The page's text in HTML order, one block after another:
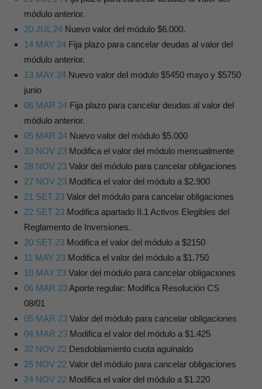
módulo anterior.
20 JUL 24 Nuevo valor del módulo $6.000.
14 MAY 24 Fija plazo para cancelar deudas al valor del
módulo anterior.
13 MAY 24 Nuevo valor del módulo $5450 mayo y $5750
junio
06 MAR 24 Fija plazo para cancelar deudas al valor del
módulo anterior.
05 MAR 24 Nuevo valor del módulo $5.000
33 NOV 23 Modifica el valor del módulo mensualmente
28 NOV 23 Valor del módulo para cancelar obligaciones
27 NOV 23 Modifica el valor del módulo a $2.900
21 SET 23 Valor del módulo para cancelar obligaciones
22 SET 23 Modifica apartado II.1 Activos Elegibles del
Reglamento de Inversiones.
20 SET 23 Modifica el valor del módulo a $2150
11 MAY 23 Modifica el valor del módulo a $1.750
10 MAY 23 Valor del módulo para cancelar obligaciones
06 MAR 23Aporte regular: Modifica Resolución CS
08/01
05 MAR 23 Valor del módulo para cancelar obligaciones
04 MAR 23 Modifica el valor del módulo a $1.425
32 NOV 22 Desdoblamiento cuota aguinaldo
25 NOV 22 Valor del módulo para cancelar obligaciones
24 NOV 22 Modifica el valor del módulo a $1.220